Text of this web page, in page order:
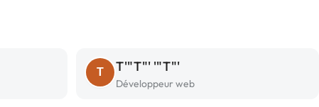
T T'"T"' '"T"'
Développeur web